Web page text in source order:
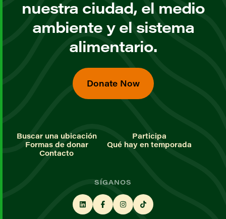
nuestra ciudad, el medio
ambiente y el sistema
alimentario.
Donate Now
Buscar una ubicación
Participa
Formas de donar
Qué hay en temporada
Contacto
SÍGANOS